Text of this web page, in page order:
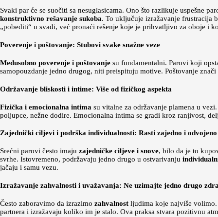
Svaki par će se suočiti sa nesuglasicama. Ono što razlikuje uspešne
konstruktivno rešavanje sukoba. To uključuje izražavanje frustracija
„pobediti“ u svađi, već pronaći rešenje koje je prihvatljivo za oboje i
Poverenje i poštovanje: Stubovi svake snažne veze
Međusobno poverenje i poštovanje su fundamentalni. Parovi koji
samopouzdanje jedno drugog, niti preispituju motive. Poštovanje
Održavanje bliskosti i intime: Više od fizičkog aspekta
Fizička i emocionalna intima su vitalne za održavanje plamena u
poljupce, nežne dodire. Emocionalna intima se gradi kroz ranjivost,
Zajednički ciljevi i podrška individualnosti: Rasti zajedno i odvojeno
Srećni parovi često imaju zajedničke ciljeve i snove, bilo da je to
svrhe. Istovremeno, podržavaju jedno drugo u ostvarivanju
jačaju i samu vezu.
Izražavanje zahvalnosti i uvažavanja: Ne uzimajte jedno drugo
Često zaboravimo da izrazimo zahvalnost ljudima koje najviše
partnera i izražavaju koliko im je stalo. Ova praksa stvara pozitivnu